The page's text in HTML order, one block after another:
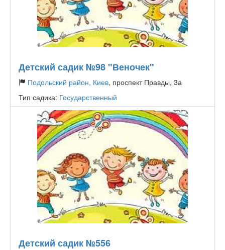
Детский садик №98 "Веночек"
Подольский район, Киев, проспект Правды, 3а
Тип садика: Государственный
Детский садик №556